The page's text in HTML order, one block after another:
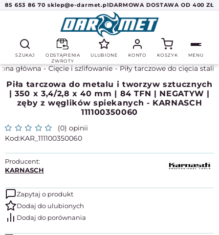
85 653 86 70 sklep@e-darmet.plDARMOWA DOSTAWA OD 400 ZŁ
SZUKAJ
ODSTĄPIENIA
ZWROTY
ULUBIONE KONTO KOSZYK MENU
główna Cięcie i szlifowanie Piły tarczowe do cięcia stali
Piła tarczowa do metalu i tworzyw sztucznych
| 350 x 3,4/2,8 x 40 mm | 84 TFN | NEGATYW |
zęby z węglików spiekanych - KARNASCH
111100350060
(0) opinii
KAR_111100350060
Producent:
KARNASCH
Zapytaj o produkt